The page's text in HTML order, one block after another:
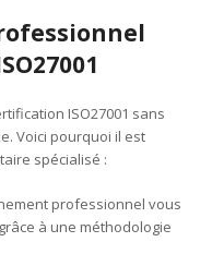
ISO27001 sans
Voici pourquoi il est
spécialisé :
professionnel vous
à une méthodologie